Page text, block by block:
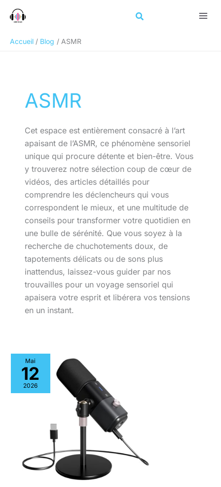
Accueil
Blog ASMR
ASMR
Cet espace est entièrement consacré à l’art
apaisant de l’ASMR, ce phénomène sensoriel
unique qui procure détente et bien-être. Vous
y trouverez notre sélection coup de cœur de
vidéos, des articles détaillés pour
comprendre les déclencheurs qui vous
correspondent le mieux, et une multitude de
conseils pour transformer votre quotidien en
une bulle de sérénité. Que vous soyez à la
recherche de chuchotements doux, de
tapotements délicats ou de sons plus
inattendus, laissez-vous guider par nos
trouvailles pour un voyage sensoriel qui
apaisera votre esprit et libérera vos tensions
en un instant.
Mai
12
2026